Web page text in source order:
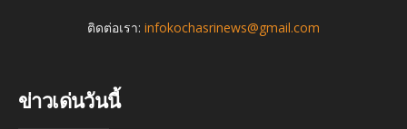
ติดต่อเรา: infokochasrinews@gmail.com
ข่าวเด่นวันนี้